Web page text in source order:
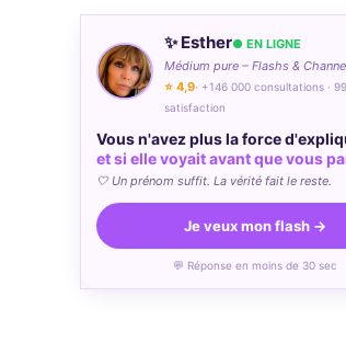
✨ Esther● EN LIGNE
Médium pure – Flashs &
⭐ 4,9· +146 000 consultations ·
satisfaction
Vous n'avez plus la force
et si elle voyait avant que vous
🤍 Un prénom suffit. La vérité fait le reste.
Je veux mon flash →
💬 Réponse en moins de 30 sec